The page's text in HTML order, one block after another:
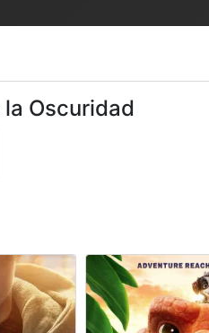
Oscuridad